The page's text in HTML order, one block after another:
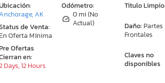
Odómetro:
0 mi (No
Actual)
Titulo Limpio
Daño: Partes
Frontales
Claves no
disponibles
Anchorage, AK
de Venta:
En Oferta Mínima
Ofertas
en:
Days, 12 Hours